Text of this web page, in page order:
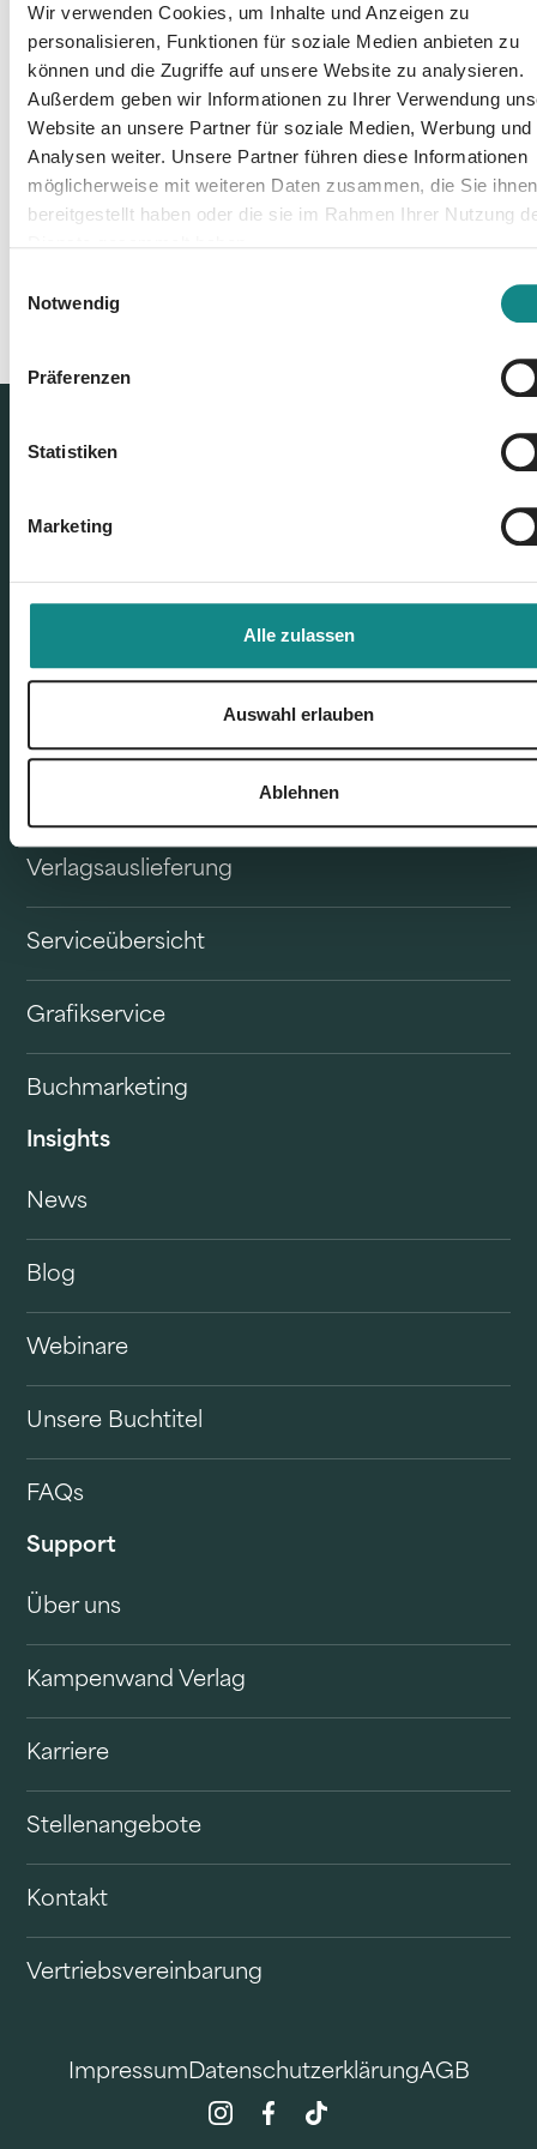
Wir verwenden Cookies, um Inhalte und Anzeigen zu
personalisieren, Funktionen für soziale Medien anbieten zu
können und die Zugriffe auf unsere Website zu analysieren.
Außerdem geben wir Informationen zu Ihrer Verwendung
Website an unsere Partner für soziale Medien, Werbung und
Analysen weiter. Unsere Partner führen diese Informationen
möglicherweise mit weiteren Daten zusammen, die Sie ihnen
bereitgestellt haben oder die sie im Rahmen Ihrer Nutzung
Notwendig
Präferenzen
Statistiken
Marketing
Alle zulassen
Auswahl erlauben
Ablehnen
Zur Übersicht
Unser Angebot
Self Publisher & Eigenverlag
Verlagsauslieferung
Serviceübersicht
Grafikservice
Buchmarketing
Insights
News
Blog
Webinare
Unsere Buchtitel
FAQs
Support
Über uns
Kampenwand Verlag
Karriere
Stellenangebote
Kontakt
Vertriebsvereinbarung
ImpressumDatenschutzerklärungAGB